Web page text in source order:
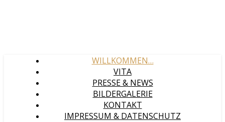
WILLKOMMEN…
VITA
PRESSE & NEWS
BILDERGALERIE
KONTAKT
IMPRESSUM & DATENSCHUTZ